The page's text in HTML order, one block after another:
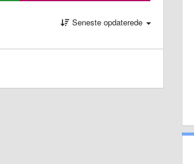
Seneste opdaterede